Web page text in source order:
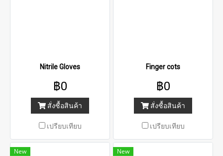
Nitrile Gloves
฿0
สั่งซื้อสินค้า
เปรียบเทียบ
Finger cots
฿0
สั่งซื้อสินค้า
เปรียบเทียบ
New New